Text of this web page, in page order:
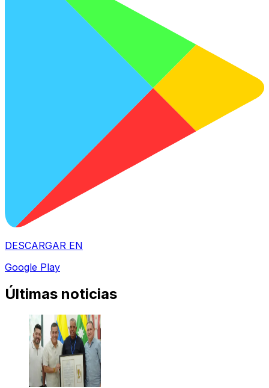
DESCARGAR EN
Google Play
Últimas noticias